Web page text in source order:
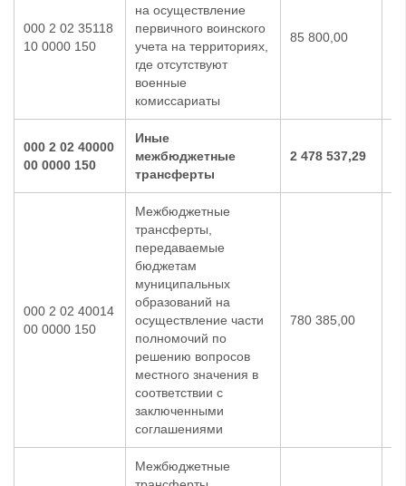
000 2 02 35118
10 0000 150
на осуществление
первичного воинского
учета на территориях,
где отсутствуют
военные
комиссариаты
85 800,00
000 2 02 40000
00 0000 150
Иные
межбюджетные
трансферты
2 478 537,29
000 2 02 40014
00 0000 150
Межбюджетные
трансферты,
передаваемые
бюджетам
муниципальных
образований на
осуществление части
полномочий по
решению вопросов
местного значения в
соответствии с
заключенными
соглашениями
780 385,00
Межбюджетные